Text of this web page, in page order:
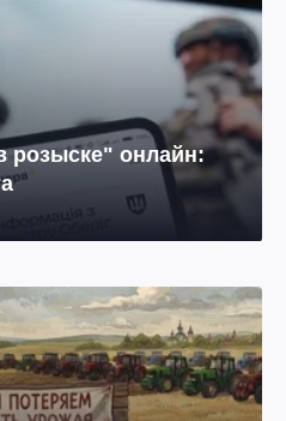
розыске" онлайн: